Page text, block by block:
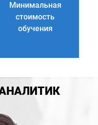
Минимальная
стоимость
обучения